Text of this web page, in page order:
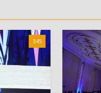
3:45